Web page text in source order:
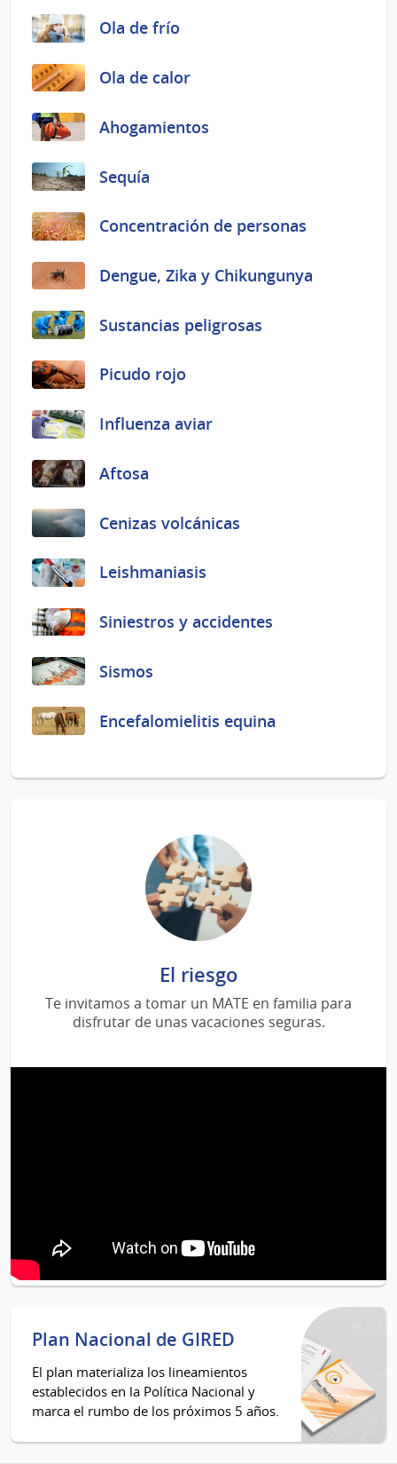
Ola de frío
Ola de calor
Ahogamientos
Sequía
Concentración de personas
Dengue, Zika y Chikungunya
Sustancias peligrosas
Picudo rojo
Influenza aviar
Aftosa
Cenizas volcánicas
Leishmaniasis
Siniestros y accidentes
Sismos
Encefalomielitis equina
El riesgo
Te invitamos a tomar un MATE en familia para
disfrutar de unas vacaciones seguras.
Plan Nacional de GIRED
El plan materializa los lineamientos
establecidos en la Política Nacional y
marca el rumbo de los próximos 5 años.